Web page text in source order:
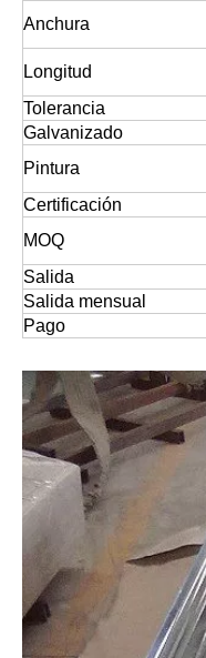
Anchura
Longitud
Tolerancia
Galvanizado
Pintura
Certificación
MOQ
Salida
Salida mensual
Pago